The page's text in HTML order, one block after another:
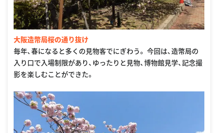
大阪造幣局桜の通り抜け
毎年、春になると多くの見物客でにぎわう。 今回は、造幣局の
入り口で入場制限があり、ゆったりと見物、博物館見学、記念撮
影を楽しむことができた。